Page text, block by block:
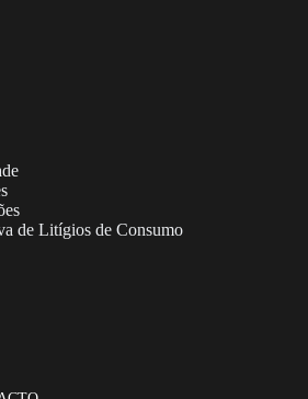
de Litígios de Consumo